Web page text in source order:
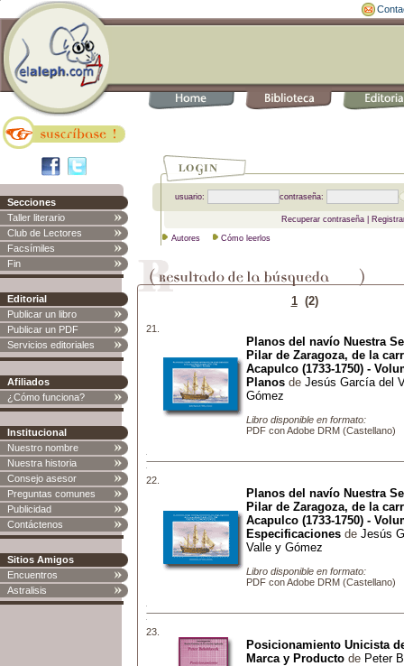
Secciones
Taller literario
Club de Lectores
Facsímiles
Fin
Editorial
Publicar un libro
Publicar un PDF
Servicios editoriales
Afiliados
¿Cómo funciona?
Institucional
Nuestro nombre
Nuestra historia
Consejo asesor
Preguntas comunes
Publicidad
Contáctenos
Sitios Amigos
Encuentros
Astralisis
usuario: contraseña:
Recuperar contraseña|
Autores Cómo leerlos
1 (2)
21.
Planos del navío Nuestra
Pilar de Zaragoza, de la
Acapulco (1733-1750) -
Planos de Jesús García del
Gómez
Libro disponible en formato:
PDF con Adobe DRM (Castellano)
22.
Planos del navío Nuestra
Pilar de Zaragoza, de la
Acapulco (1733-1750) -
Especificaciones de Jesús
Valle y Gómez
Libro disponible en formato:
PDF con Adobe DRM (Castellano)
23.
Posicionamiento Unicista
Marca y Producto de Peter